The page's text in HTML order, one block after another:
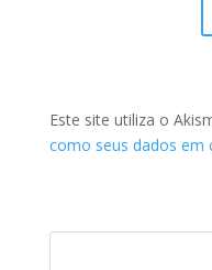
Este site utiliza o
como seus dados em